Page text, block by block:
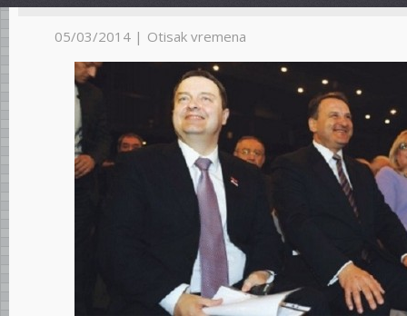
05/03/2014 | Otisak vremena